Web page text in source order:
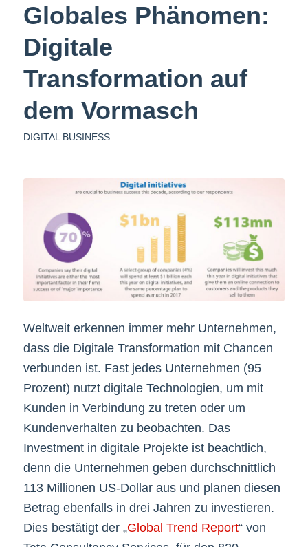
Globales Phänomen:
Digitale
Transformation auf
dem Vormasch
DIGITAL BUSINESS
Weltweit erkennen immer mehr Unternehmen,
dass die Digitale Transformation mit Chancen
verbunden ist. Fast jedes Unternehmen (95
Prozent) nutzt digitale Technologien, um mit
Kunden in Verbindung zu treten oder um
Kundenverhalten zu beobachten. Das
Investment in digitale Projekte ist beachtlich,
denn die Unternehmen geben durchschnittlich
113 Millionen US-Dollar aus und planen diesen
Betrag ebenfalls in drei Jahren zu investieren.
Dies bestätigt der „Global Trend Report“ von